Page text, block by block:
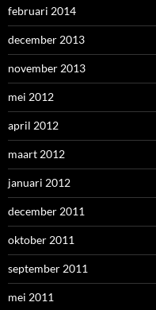
februari 2014
december 2013
november 2013
mei 2012
april 2012
maart 2012
januari 2012
december 2011
oktober 2011
september 2011
mei 2011